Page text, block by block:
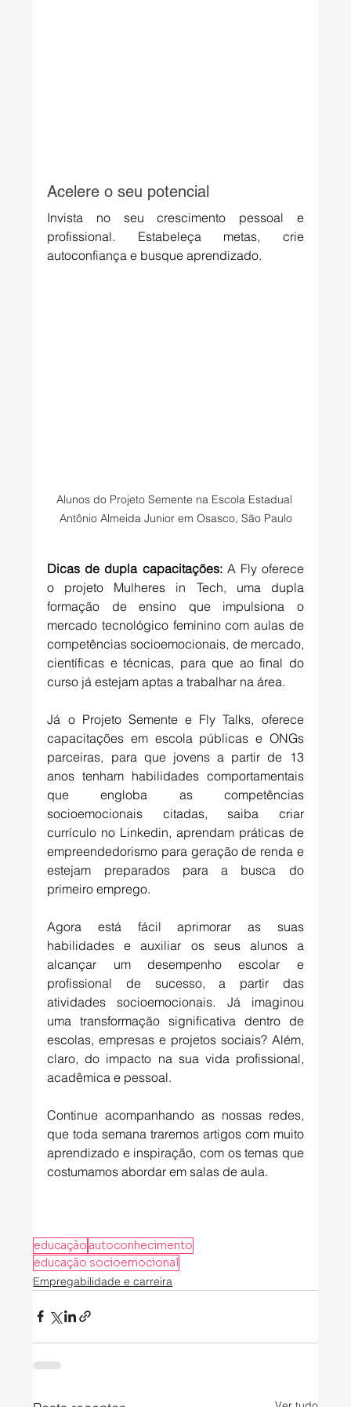
Acelere o seu potencial
Invista no seu crescimento pessoal e
profissional. Estabeleça metas, crie
autoconfiança e busque aprendizado.
Alunos do Projeto Semente na Escola Estadual
Antônio Almeida Junior em Osasco, São Paulo
Dicas de dupla capacitações: A Fly oferece
o projeto Mulheres in Tech, uma dupla
formação de ensino que impulsiona o
mercado tecnológico feminino com aulas de
competências socioemocionais, de mercado,
científicas e técnicas, para que ao final do
curso já estejam aptas a trabalhar na área.
Já o Projeto Semente e Fly Talks, oferece
capacitações em escola públicas e ONGs
parceiras, para que jovens a partir de 13
anos tenham habilidades comportamentais
que engloba as competências
socioemocionais citadas, saiba criar
currículo no Linkedin, aprendam práticas de
empreendedorismo para geração de renda e
estejam preparados para a busca do
primeiro emprego.
Agora está fácil aprimorar as suas
habilidades e auxiliar os seus alunos a
alcançar um desempenho escolar e
profissional de sucesso, a partir das
atividades socioemocionais. Já imaginou
uma transformação significativa dentro de
escolas, empresas e projetos sociais? Além,
claro, do impacto na sua vida profissional,
acadêmica e pessoal.
Continue acompanhando as nossas redes,
que toda semana traremos artigos com muito
aprendizado e inspiração, com os temas que
costumamos abordar em salas de aula.
educação autoconhecimento
educação socioemocional
Empregabilidade e carreira